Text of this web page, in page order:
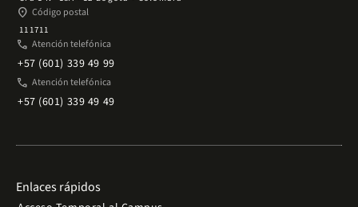
place Código postal
111711
phone Atención telefónica
+57 (601) 339 49 99
phone Atención telefónica
+57 (601) 339 49 49
Enlaces rápidos